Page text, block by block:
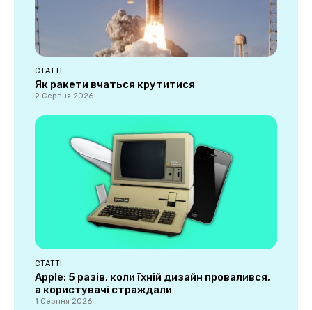
СТАТТІ
Як ракети вчаться крутитися
2 Серпня 2026
СТАТТІ
Apple: 5 разів, коли їхній дизайн провалився,
а користувачі страждали
1 Серпня 2026